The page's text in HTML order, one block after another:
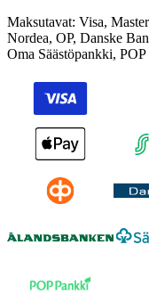
Maksutavat: Visa,
Nordea, OP, Danske
Oma Säästöpankki,